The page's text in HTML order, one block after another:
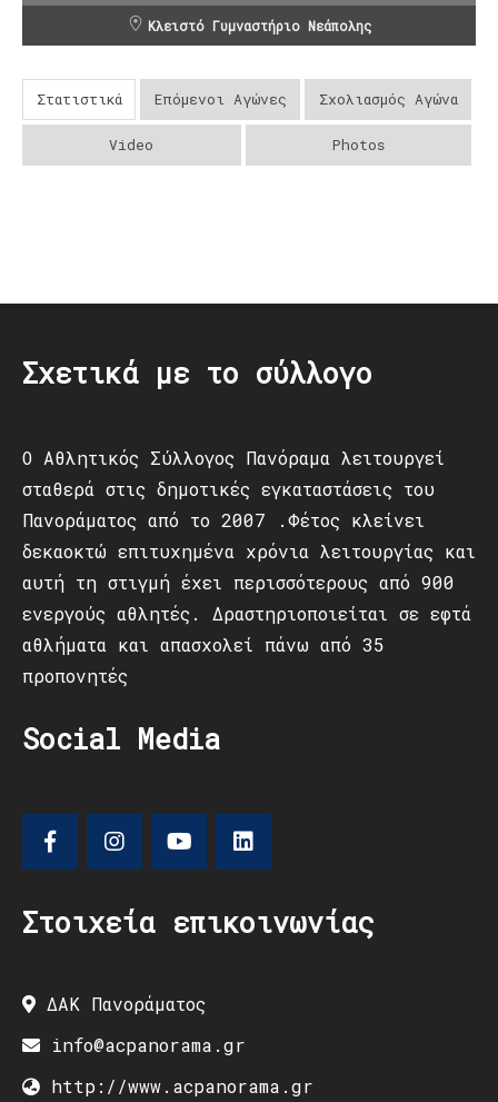
Κλειστό Γυμναστήριο Νεάπολης
Στατιστικά Επόμενοι Αγώνες Σχολιασμός Αγώνα
Video Photos
Σχετικά με το σύλλογο
Ο Αθλητικός Σύλλογος Πανόραμα λειτουργεί
σταθερά στις δημοτικές εγκαταστάσεις του
Πανοράματος από το 2007 .Φέτος κλείνει
δεκαοκτώ επιτυχημένα χρόνια λειτουργίας και
αυτή τη στιγμή έχει περισσότερους από 900
ενεργούς αθλητές. Δραστηριοποιείται σε εφτά
αθλήματα και απασχολεί πάνω από 35
προπονητές
Social Media
Στοιχεία επικοινωνίας
ΔΑΚ Πανοράματος
info@acpanorama.gr
http://www.acpanorama.gr